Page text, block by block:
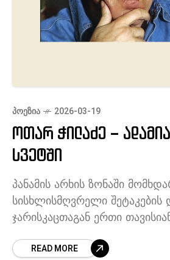
ᲞᲝᲔᲖᲘᲐ 2026-03-19
ოთარ ჭილაძე –
სვეტში
პანამის არხის ზონაში
სისხლისმღვრელი
ჯარისკაცთაგან ერთი
პატრიოტების დასჯაში. –
READ MORE